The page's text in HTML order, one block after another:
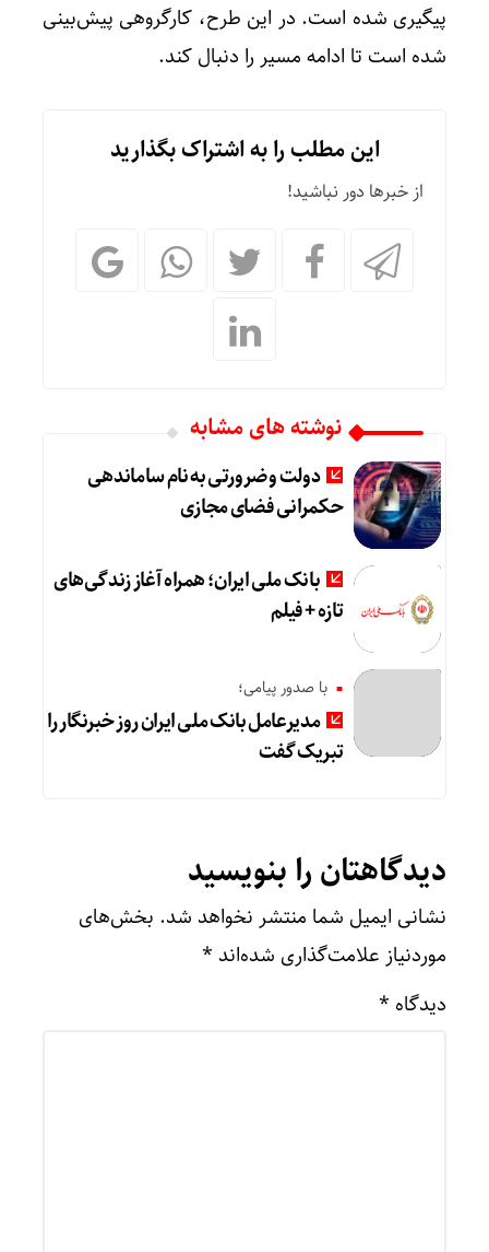
پیگیری شده است. در این طرح، کارگروهی پیش‌بینی
شده است تا ادامه مسیر را دنبال کند.
این مطلب را به اشتراک بگذارید
از خبرها دور نباشید!
نوشته های مشابه
دولت و ضرورتی به نام ساماندهی
حکمرانی فضای مجازی
بانک ملی ایران؛ همراه آغاز زندگی‌های
تازه + فیلم
با صدور پیامی؛
مدیرعامل بانک ملی ایران روز خبرنگار را
تبریک گفت
دیدگاهتان را بنویسید
نشانی ایمیل شما منتشر نخواهد شد. بخش‌های
موردنیاز علامت‌گذاری شده‌اند *
دیدگاه *